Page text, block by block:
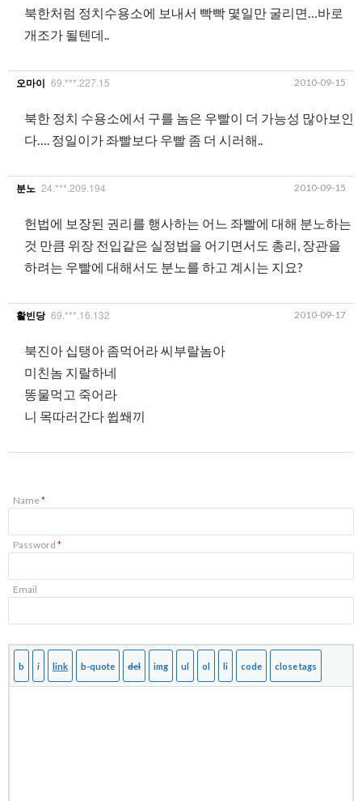
북한처럼 정치수용소에 보내서 빡빡 몇일만 굴리면…바로
개조가 될텐데..
오마이 69.***.227.15 2010-09-15
북한 정치 수용소에서 구를 놈은 우빨이 더 가능성 많아보인
다…. 정일이가 좌빨보다 우빨 좀 더 시러해..
분노 24.***.209.194 2010-09-15
헌법에 보장된 권리를 행사하는 어느 좌빨에 대해 분노하는
것 만큼 위장 전입같은 실정법을 어기면서도 총리, 장관을
하려는 우빨에 대해서도 분노를 하고 계시는 지요?
활빈당 69.***.16.132 2010-09-17
북진아 십탱아 좀먹어라 씨부랄놈아
미친놈 지랄하네
똥물먹고 죽어라
니 목따러간다 쓉쐐끼
Name*
Password *
Email